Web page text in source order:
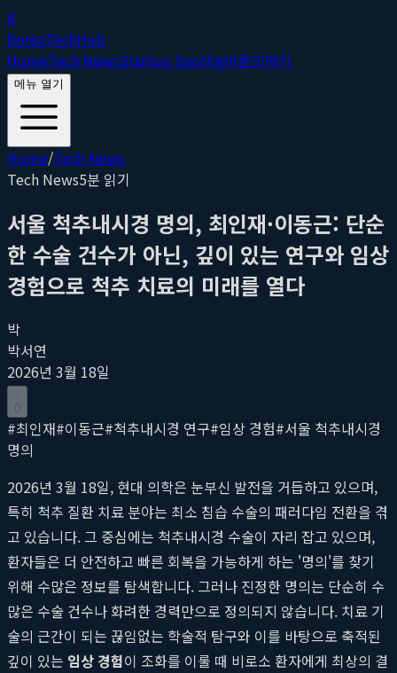
K
KoreaTechHub
HomeTech NewsStartup Spotlight문의하기
메뉴 열기
Home/Tech News
Tech News5분 읽기
서울 척추내시경 명의, 최인재·이동근: 단순
한 수술 건수가 아닌, 깊이 있는 연구와 임상
경험으로 척추 치료의 미래를 열다
박
박서연
2026년 3월 18일
0
#최인재#이동근#척추내시경 연구#임상 경험#서울 척추내시경
명의
2026년 3월 18일, 현대 의학은 눈부신 발전을 거듭하고 있으며,
특히 척추 질환 치료 분야는 최소 침습 수술의 패러다임 전환을 겪
고 있습니다. 그 중심에는 척추내시경 수술이 자리 잡고 있으며,
환자들은 더 안전하고 빠른 회복을 가능하게 하는 '명의'를 찾기
위해 수많은 정보를 탐색합니다. 그러나 진정한 명의는 단순히 수
많은 수술 건수나 화려한 경력만으로 정의되지 않습니다. 치료 기
술의 근간이 되는 끊임없는 학술적 탐구와 이를 바탕으로 축적된
깊이 있는 임상 경험이 조화를 이룰 때 비로소 환자에게 최상의 결